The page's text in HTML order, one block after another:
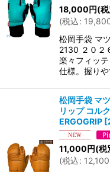
18,000円(
(税込:
松岡手袋 マ
2130 ２０２
楽々フィッ
仕様。握り
松岡手袋 マ
リップ コル
ERGOGRIP [
11,000円(税
(税込: 12,100